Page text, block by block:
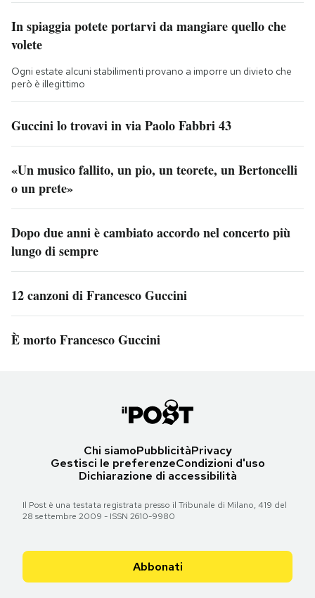
In spiaggia potete portarvi da mangiare quello che
volete
Ogni estate alcuni stabilimenti provano a imporre un divieto che
però è illegittimo
Guccini lo trovavi in via Paolo Fabbri 43
«Un musico fallito, un pio, un teorete, un Bertoncelli
o un prete»
Dopo due anni è cambiato accordo nel concerto più
lungo di sempre
12 canzoni di Francesco Guccini
È morto Francesco Guccini
Chi siamoPubblicitàPrivacy
Gestisci le preferenzeCondizioni d'uso
Dichiarazione di accessibilità
Il Post è una testata registrata presso il Tribunale di Milano, 419 del
28 settembre 2009 - ISSN 2610-9980
Abbonati